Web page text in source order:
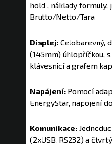
hold , náklady formuly,
Brutto/Netto/Tara
Displej: Celobarevný,
(145mm) úhlopříčkou, s
klávesnicí a grafem
Napájení: Pomocí
EnergyStar, napojení
Komunikace:
(2xUSB, RS232) a